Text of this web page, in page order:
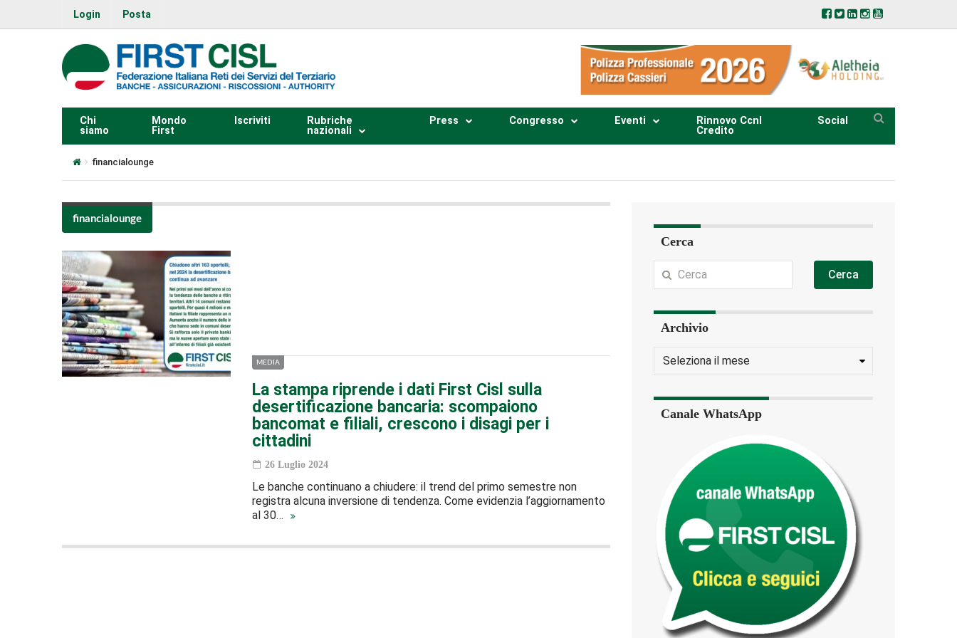
Login Posta
Chi
siamo
Mondo
First
Iscriviti
Rubriche
nazionali
Press Congresso Eventi
Rinnovo Ccnl
Credito
Social
financialounge
financialounge
MEDIA
La stampa riprende i dati First Cisl sulla
desertificazione bancaria: scompaiono
bancomat e filiali, crescono i disagi per i
cittadini
26 Luglio 2024
Le banche continuano a chiudere: il trend del primo semestre non
registra alcuna inversione di tendenza. Come evidenzia l’aggiornamento
al 30…
Cerca
Cerca
Archivio
Canale WhatsApp